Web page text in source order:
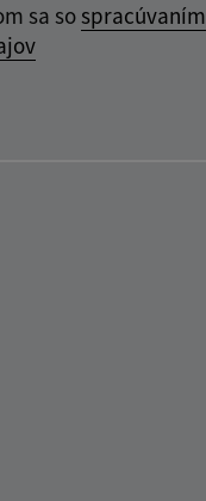
sa sospracúvaním